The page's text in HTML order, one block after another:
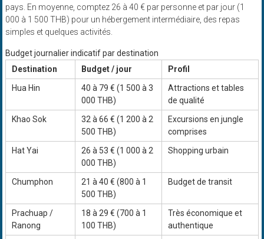
pays. En moyenne, comptez 26 à 40 € par personne et par jour (1
000 à 1 500 THB) pour un hébergement intermédiaire, des repas
simples et quelques activités.
Budget journalier indicatif par destination
Destination
Budget / jour
Profil
Hua Hin
40 à 79 € (1 500 à 3
000 THB)
Attractions et tables
de qualité
Khao Sok
32 à 66 € (1 200 à 2
500 THB)
Excursions en jungle
comprises
Hat Yai
26 à 53 € (1 000 à 2
000 THB)
Shopping urbain
Chumphon
21 à 40 € (800 à 1
500 THB)
Budget de transit
Prachuap /
Ranong
18 à 29 € (700 à 1
100 THB)
Très économique et
authentique